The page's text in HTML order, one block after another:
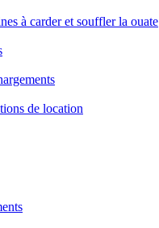
à carder et souffler la ouate
de location